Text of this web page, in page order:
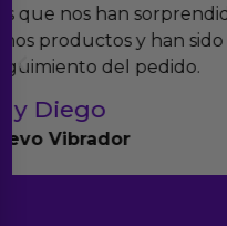
Erotiks es una de las
tenido nunca ningún
productos.
Paula A.
Brightpurple